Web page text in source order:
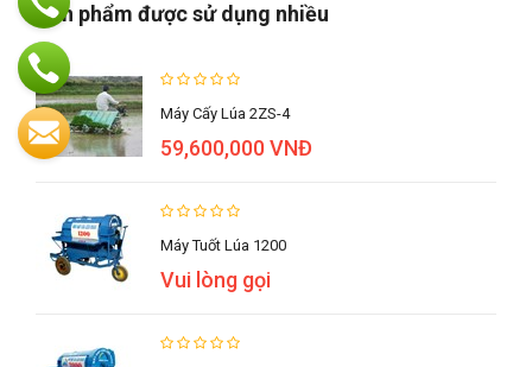
Sản phẩm được sử dụng nhiều
Máy Cấy Lúa 2ZS-4
59,600,000 VNĐ
Máy Tuốt Lúa 1200
Vui lòng gọi